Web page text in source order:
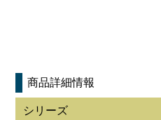
商品詳細情報
シリーズ